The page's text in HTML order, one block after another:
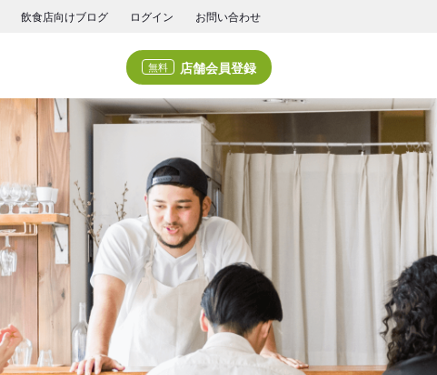
飲食店向けブログ ログイン お問い合わせ
無料 店舗会員登録